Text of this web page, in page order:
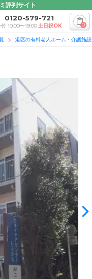
評判サイト
0120-579-721
10:00〜19:00土日祝OK 0
港区の有料老人ホーム・介護施